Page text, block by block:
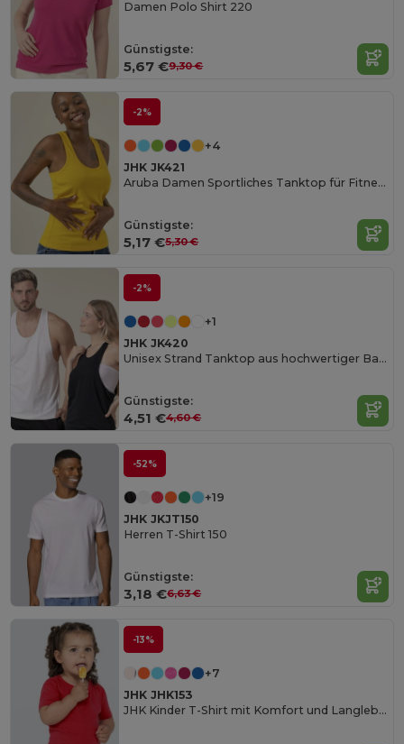
Damen Polo Shirt 220
Günstigste:
5,67 €9,30 €
-2%
+4
JHK JK421
Aruba Damen Sportliches Tanktop für Fitness
Günstigste:
5,17 €5,30 €
-2%
+1
JHK JK420
Unisex Strand Tanktop aus hochwertiger Baumwolle
Günstigste:
4,51 €4,60 €
-52%
+19
JHK JKJT150
Herren T-Shirt 150
Günstigste:
3,18 €6,63 €
-13%
+7
JHK JHK153
JHK Kinder T-Shirt mit Komfort und Langlebigkeit